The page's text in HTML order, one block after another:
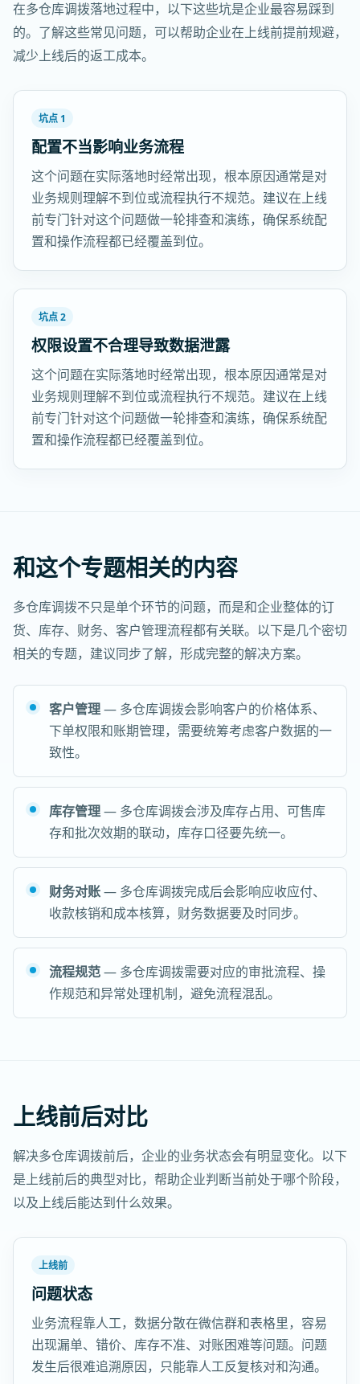
在多仓库调拨落地过程中，以下这些坑是企业最容易踩到
的。了解这些常见问题，可以帮助企业在上线前提前规避，
减少上线后的返工成本。
坑点 1
配置不当影响业务流程
这个问题在实际落地时经常出现，根本原因通常是对
业务规则理解不到位或流程执行不规范。建议在上线
前专门针对这个问题做一轮排查和演练，确保系统配
置和操作流程都已经覆盖到位。
坑点 2
权限设置不合理导致数据泄露
这个问题在实际落地时经常出现，根本原因通常是对
业务规则理解不到位或流程执行不规范。建议在上线
前专门针对这个问题做一轮排查和演练，确保系统配
置和操作流程都已经覆盖到位。
和这个专题相关的内容
多仓库调拨不只是单个环节的问题，而是和企业整体的订
货、库存、财务、客户管理流程都有关联。以下是几个密切
相关的专题，建议同步了解，形成完整的解决方案。
客户管理— 多仓库调拨会影响客户的价格体系、
下单权限和账期管理，需要统筹考虑客户数据的一
致性。
库存管理— 多仓库调拨会涉及库存占用、可售库
存和批次效期的联动，库存口径要先统一。
财务对账— 多仓库调拨完成后会影响应收应付、
收款核销和成本核算，财务数据要及时同步。
流程规范— 多仓库调拨需要对应的审批流程、操
作规范和异常处理机制，避免流程混乱。
上线前后对比
解决多仓库调拨前后，企业的业务状态会有明显变化。以下
是上线前后的典型对比，帮助企业判断当前处于哪个阶段，
以及上线后能达到什么效果。
上线前
问题状态
业务流程靠人工，数据分散在微信群和表格里，容易
出现漏单、错价、库存不准、对账困难等问题。问题
发生后很难追溯原因，只能靠人工反复核对和沟通。